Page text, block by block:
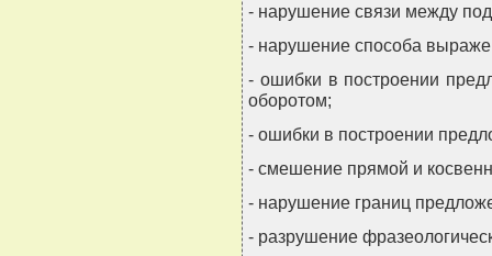
- нарушение связи между
- нарушение способа
- ошибки в построении
оборотом;
- ошибки в построении
- смешение прямой и
- нарушение границ
- разрушение